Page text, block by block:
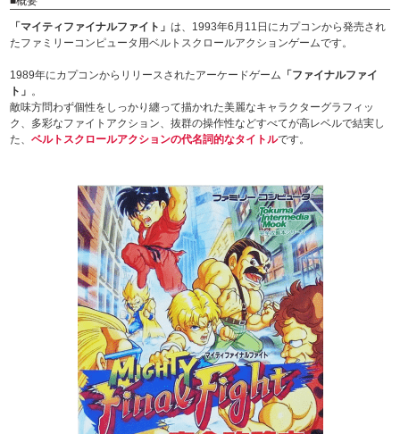
「マイティファイナルファイト」は、1993年6月11日にカプコンから発売され
たファミリーコンピュータ用ベルトスクロールアクションゲームです。
1989年にカプコンからリリースされたアーケードゲーム 「ファイナルファイ
ト」 。
敵味方問わず個性をしっかり纏って描かれた美麗なキャラクターグラフィッ
ク、多彩なファイトアクション、抜群の操作性などすべてが高レベルで結実し
た、ベルトスクロールアクションの代名詞的なタイトルです。